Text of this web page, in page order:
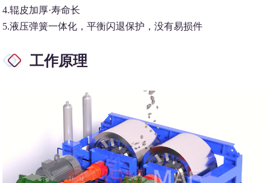
4.辊皮加厚·寿命长
5.液压弹簧一体化，平衡闪退保护，没有易损件
工作原理